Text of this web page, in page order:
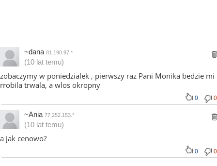
~dana 81.190.97.*
(10 lat temu)
zobaczymy w poniedzialek , pierwszy raz Pani Monika bedzie mi
rrobila trwala, a wlos okropny
0 0
~Ania 77.252.153.*
(10 lat temu)
a jak cenowo?
0 0